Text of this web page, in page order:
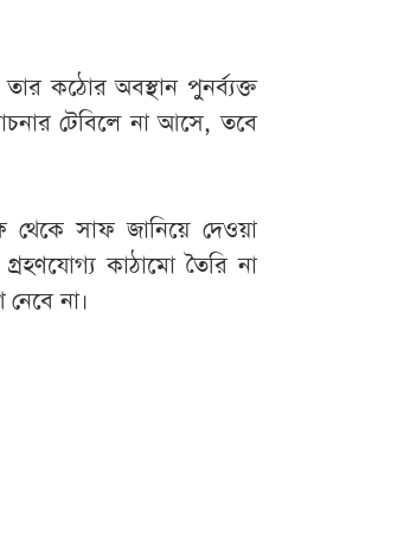
কঠোর অবস্থান পুনর্ব্যক্ত
টেবিলে না আসে, তবে
থেকে সাফ জানিয়ে দেওয়া
কাঠামো তৈরি না
না।